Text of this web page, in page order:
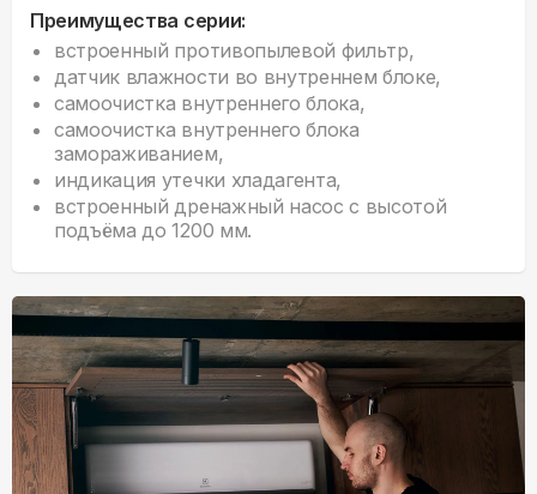
Преимущества серии:
встроенный противопылевой фильтр,
датчик влажности во внутреннем блоке,
самоочистка внутреннего блока,
самоочистка внутреннего блока
замораживанием,
индикация утечки хладагента,
встроенный дренажный насос с высотой
подъёма до 1200 мм.